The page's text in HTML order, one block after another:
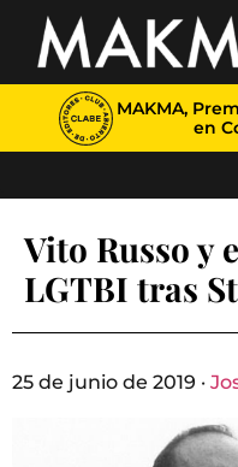
MAKMA,
en
Vito Russo y
LGTBI tras
25 de junio de 2019 ·